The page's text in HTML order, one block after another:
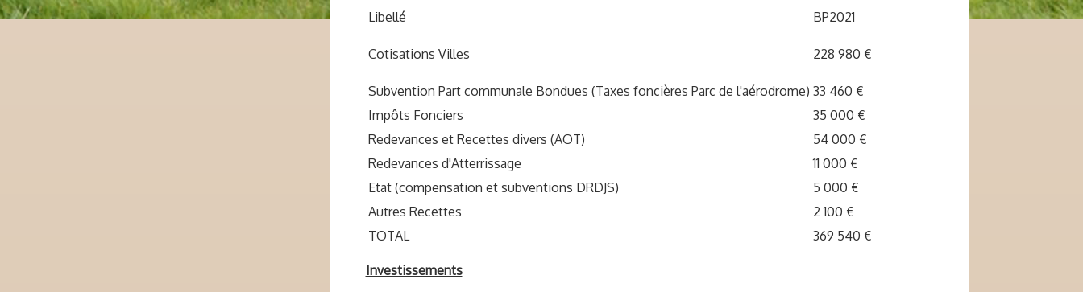
Libellé BP2021
Cotisations Villes 228 980 €
Subvention Part communale Bondues (Taxes foncières Parc de l'aérodrome) 33 460 €
Impôts Fonciers
35 000 €
Redevances et Recettes divers (AOT)
54 000 €
Redevances d'Atterrissage
11 000 €
Etat (compensation et subventions DRDJS)
5 000 €
Autres Recettes
2 100 €
TOTAL
369 540 €
Investissements